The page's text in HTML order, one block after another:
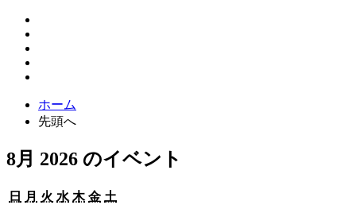
ホーム
先頭へ
8月 2026 のイベント
日
日
月 月
火 火
水水
木木
金金
土